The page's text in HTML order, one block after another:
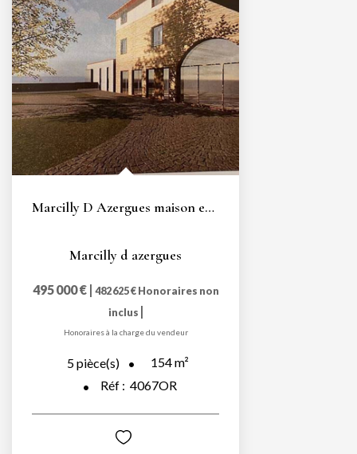
Marcilly D Azergues maison entièrement à rénover A FORT...
Marcilly d azergues
495 000 € | 482 625 € Honoraires non
inclus |
Honoraires à la charge du vendeur
5pièce(s) 154m²
Réf : 4067OR